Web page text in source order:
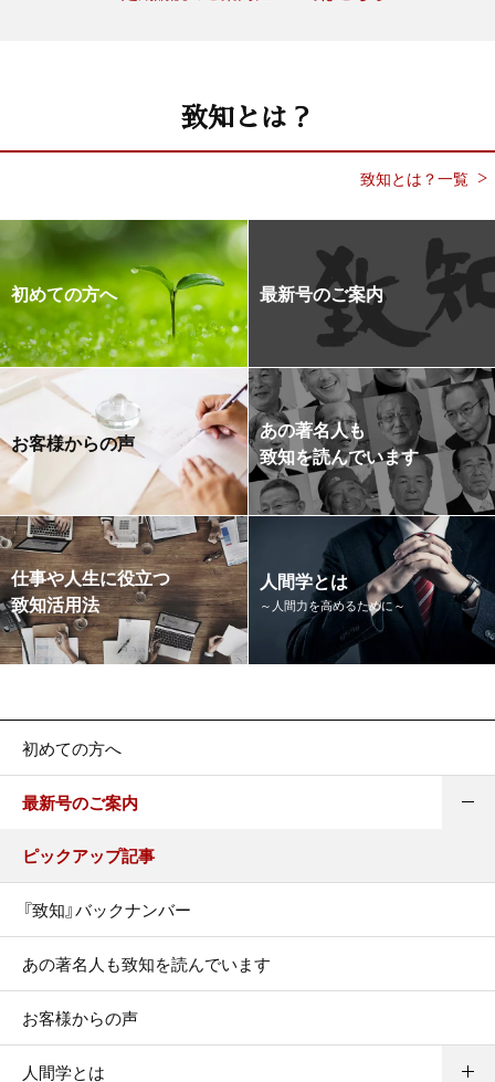
致知とは？
致知とは？一覧
初めての方へ 最新号のご案内
お客様からの声
あの著名人も
致知を読んでいます
仕事や人生に役立つ
致知活用法
人間学とは
～人間力を高めるために～
初めての方へ
最新号のご案内
ピックアップ記事
『致知』バックナンバー
あの著名人も致知を読んでいます
お客様からの声
人間学とは